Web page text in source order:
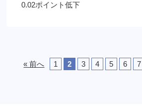
0.02ポイント低下
« 前へ 1 2 3 4 5 6 7